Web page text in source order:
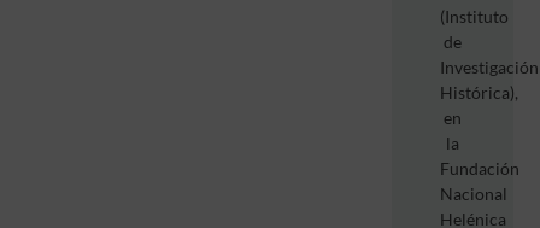
(Instituto
de
Investigación
Histórica),
en
la
Fundación
Nacional
Helénica